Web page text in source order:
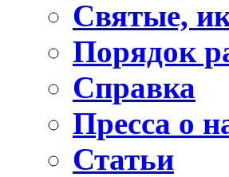
Святые,
Порядок
Справка
Пресса о
Статьи